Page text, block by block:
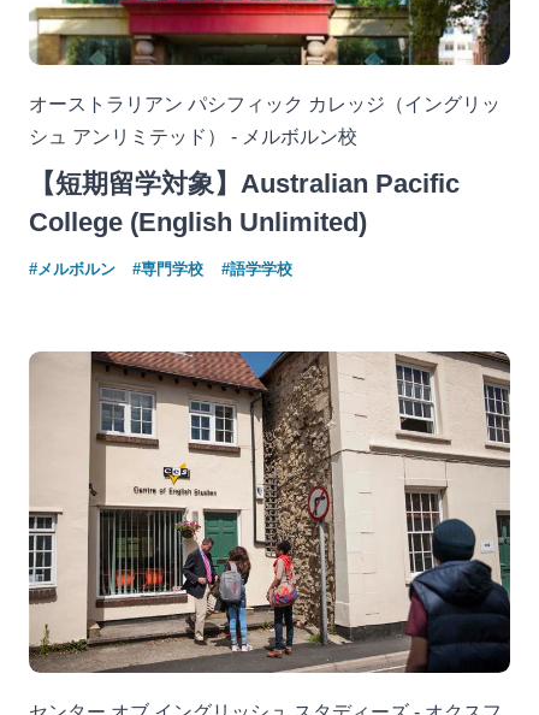
オーストラリアン パシフィック カレッジ（イングリッ
シュ アンリミテッド） - メルボルン校
【短期留学対象】Australian Pacific
College (English Unlimited)
#メルボルン #専門学校 #語学学校